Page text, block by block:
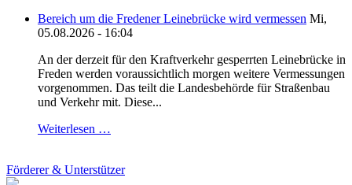
Bereich um die Fredener Leinebrücke wird vermessen Mi,
05.08.2026 - 16:04
An der derzeit für den Kraftverkehr gesperrten Leinebrücke in
Freden werden voraussichtlich morgen weitere Vermessungen
vorgenommen. Das teilt die Landesbehörde für Straßenbau
und Verkehr mit. Diese...
Weiterlesen …
Förderer & Unterstützer